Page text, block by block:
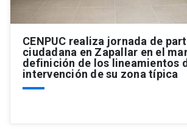
CENPUC realiza jornada de
ciudadana en Zapallar en el
definición de los lineamientos
intervención de su zona típica